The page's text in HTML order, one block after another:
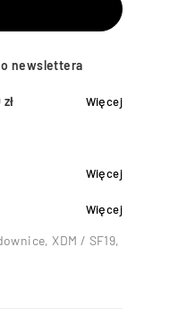
newslettera
Więcej
Więcej
Więcej
,XDM / SF19,